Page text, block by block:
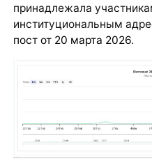
принадлежала
институциональным
пост от 20 марта 2026.